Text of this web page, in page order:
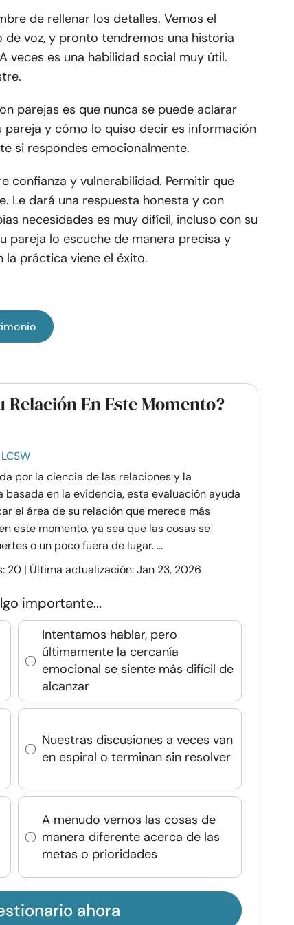
de rellenar los detalles. Vemos el
voz, y pronto tendremos una historia
veces es una habilidad social muy útil.
parejas es que nunca se puede aclarar
y cómo lo quiso decir es información
si respondes emocionalmente.
confianza y vulnerabilidad. Permitir que
Le dará una respuesta honesta y con
necesidades es muy difícil, incluso con su
pareja lo escuche de manera precisa y
la práctica viene el éxito.
Relación En Este Momento?
por la ciencia de las relaciones y la
basada en la evidencia, esta evaluación ayuda
el área de su relación que merece más
este momento, ya sea que las cosas se
o un poco fuera de lugar. ...
20 | Última actualización: Jan 23, 2026
importante...
Intentamos hablar, pero
últimamente la cercanía
emocional se siente más difícil de
alcanzar
Nuestras discusiones a veces van
en espiral o terminan sin resolver
A menudo vemos las cosas de
manera diferente acerca de las
metas o prioridades
ahora